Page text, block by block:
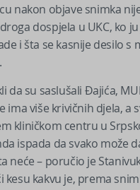
nakon objave snimka
dospjela u UKC, ko
i šta se kasnije desilo s
da su saslušali Đajića,
ima više krivičnih djela, a
kliničkom centru u
ispada da svako može
neće – poručio je
kesu kakvu je, prema